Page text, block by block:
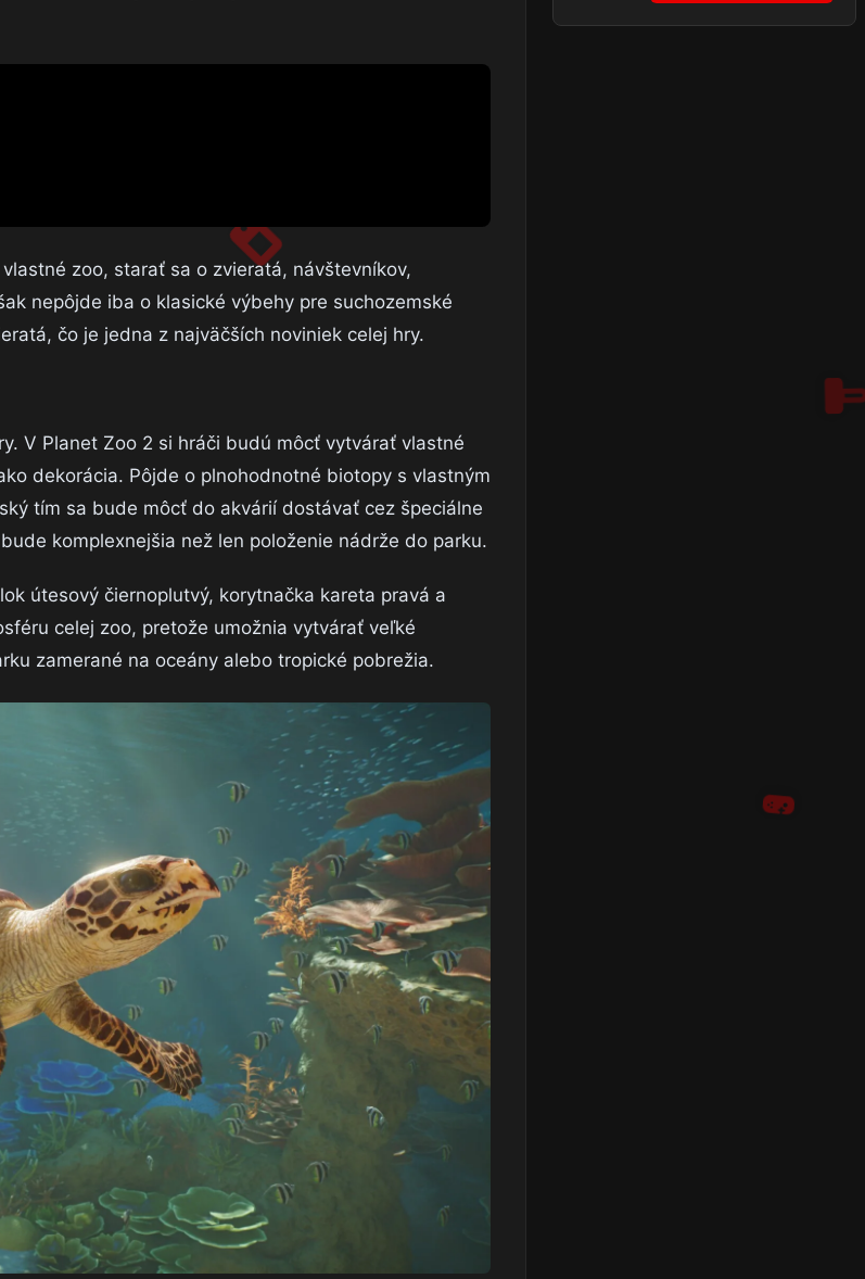
zoo, starať sa o zvieratá, návštevníkov,
nepôjde iba o klasické výbehy pre suchozemské
čo je jedna z najväčších noviniek celej hry.
V Planet Zoo 2 si hráči budú môcť vytvárať vlastné
dekorácia. Pôjde o plnohodnotné biotopy s vlastným
tím sa bude môcť do akvárií dostávať cez špeciálne
komplexnejšia než len položenie nádrže do parku.
útesový čiernoplutvý, korytnačka kareta pravá a
celej zoo, pretože umožnia vytvárať veľké
zamerané na oceány alebo tropické pobrežia.